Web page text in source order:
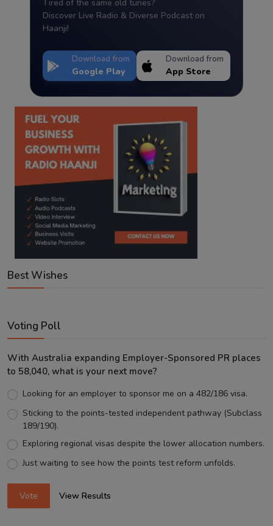
Tired of the same old tunes?
Discover Live Radio & Diverse Podcast on
Haanji!
Download from
Google Play
Download from
App Store
Best Wishes
Voting Poll
With Australia expanding Employer-Sponsored PR places
to 58,040, what is your next move?
Looking for an employer to sponsor me on a 482/186 visa.
Sticking to the points-tested independent pathway (Subclass
189/190).
Exploring regional visas despite the lower allocation numbers.
Just waiting to see how the points test reform unfolds.
Vote View Results